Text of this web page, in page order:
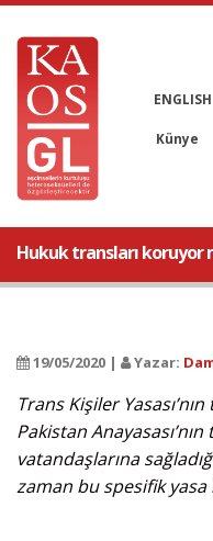
ENGLISH
Künye
Hukuk transları koruyor
19/05/2020 | Yazar:
Trans Kişiler
Pakistan
vatandaşlarına
zaman bu spesifik